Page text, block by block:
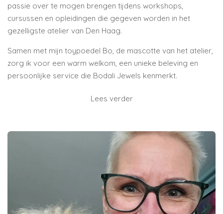
passie over te mogen brengen tijdens workshops,
cursussen en opleidingen die gegeven worden in het
gezelligste atelier van Den Haag.
Samen met mijn toypoedel Bo, de mascotte van het atelier,
zorg ik voor een warm welkom, een unieke beleving en
persoonlijke service die Bodali Jewels kenmerkt.
Lees verder